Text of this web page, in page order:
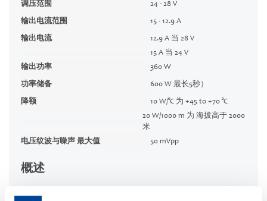
调压范围 24 - 28 V
输出电流范围 15 - 12.9 A
输出电流
12.9 A 当 28 V
15 A 当 24 V
输出功率
360 W
功率储备 600 W 最长5秒）
降额
10 W/°C 为 +45 to +70 °C
20 W/1000 m 为 海拔高于 2000
米
电压纹波与噪声 最大值
50 mVpp
概述